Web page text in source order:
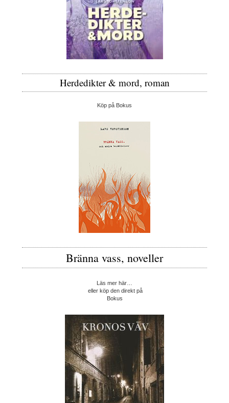
Herdedikter & mord, roman
Köp på Bokus
Bränna vass, noveller
Läs mer här…
eller köp den direkt på
Bokus